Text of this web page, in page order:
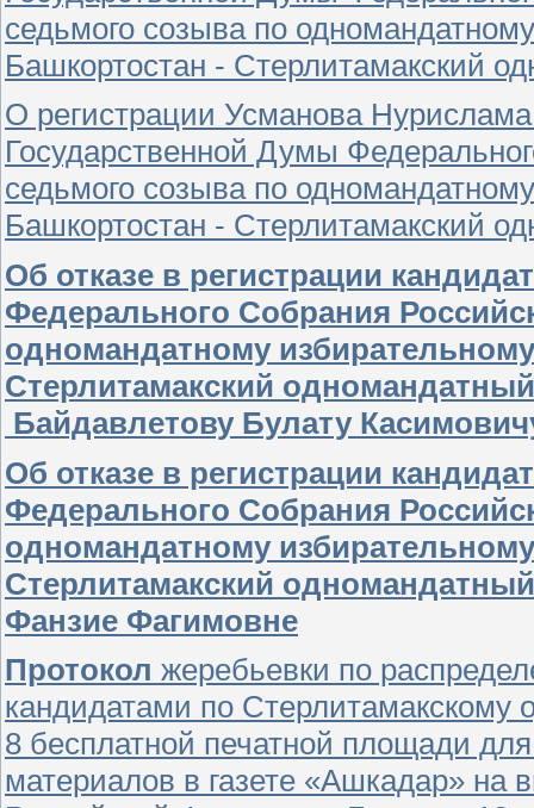
седьмого созыва по
Башкортостан - Стерлитамакский
О регистрации Усманова
Государственной Думы
седьмого созыва по
Башкортостан - Стерлитамакский
Об отказе в регистрации
Федерального Собрания
одномандатному
Стерлитамакский
Байдавлетову Булату
Об отказе в регистрации
Федерального Собрания
одномандатному
Стерлитамакский
Фанзие Фагимовне
Протокол жеребьевки по
кандидатами по Стерлитамакскому
8 бесплатной печатной площади
материалов в газете «Ашкадар» на